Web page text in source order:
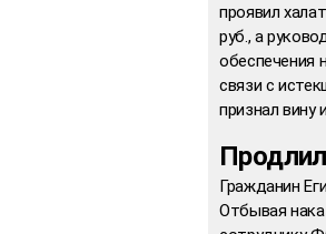
проявил
руб., а
обеспечения
связи с
признал вину
Гражданин
Отбывая